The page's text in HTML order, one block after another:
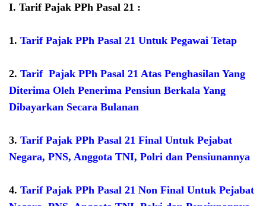
I. Tarif Pajak PPh Pasal 21 :
1. Tarif Pajak PPh Pasal 21 Untuk Pegawai Tetap
2. Tarif Pajak PPh Pasal 21 Atas Penghasilan Yang
Diterima Oleh Penerima Pensiun Berkala Yang
Dibayarkan Secara Bulanan
3. Tarif Pajak PPh Pasal 21 Final Untuk Pejabat
Negara, PNS, Anggota TNI, Polri dan Pensiunannya
4. Tarif Pajak PPh Pasal 21 Non Final Untuk Pejabat